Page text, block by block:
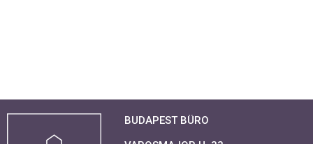
BUDAPEST BÜRO